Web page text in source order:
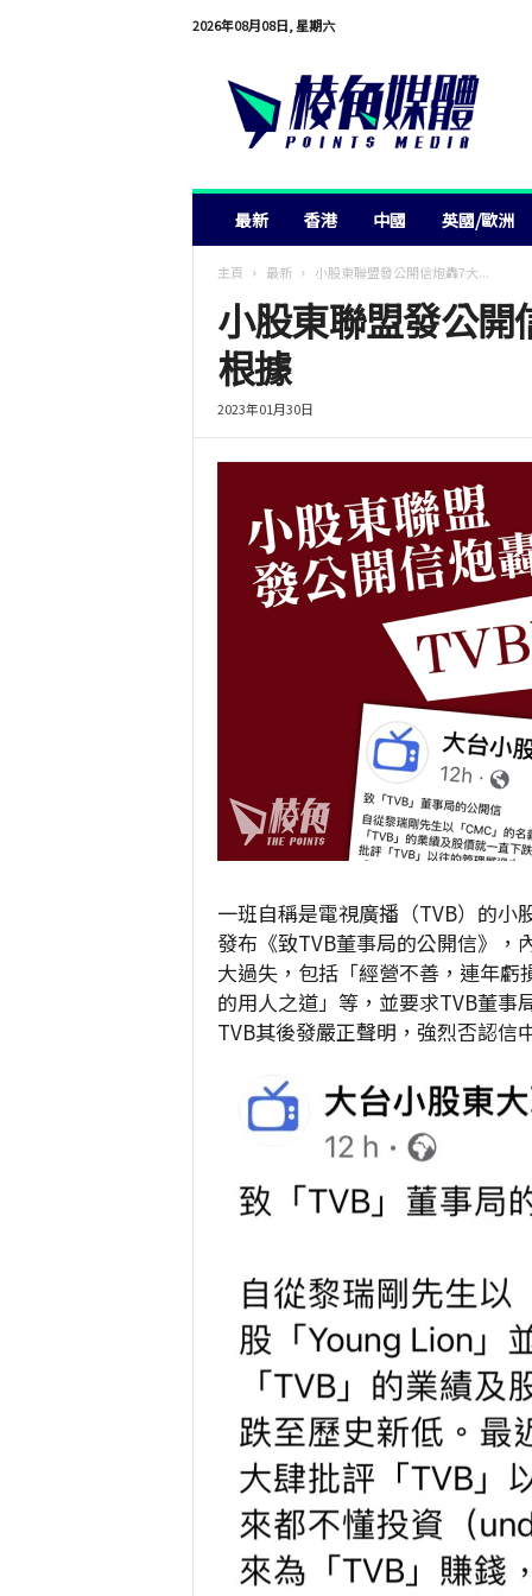
2026年08月08日, 星期六
最新 香港 中國 英國/歐洲
主頁 最新 小股東聯盟發公開信炮轟7大...
小股東聯盟發公開
根據
2023年01月30日
一班自稱是電視廣播（TVB）的
發布《致TVB董事局的公開信》，
大過失，包括「經營不善，連年
的用人之道」等，並要求TVB董事
TVB其後發嚴正聲明，強烈否認信